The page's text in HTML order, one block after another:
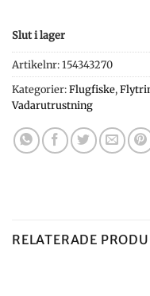
Slut i lager
Artikelnr:154343270
Kategorier:Flugfiske,
Vadarutrustning
RELATERADE